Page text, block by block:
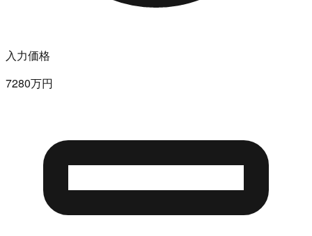
入力価格
7280万円